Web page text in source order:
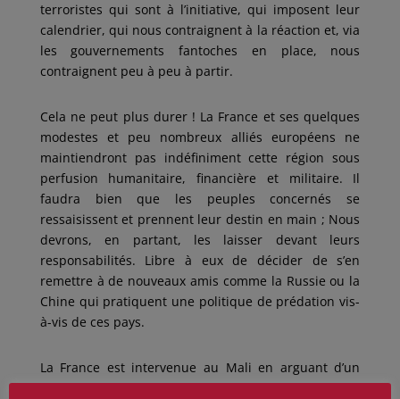
terroristes qui sont à l’initiative, qui imposent leur
calendrier, qui nous contraignent à la réaction et, via
les gouvernements fantoches en place, nous
contraignent peu à peu à partir.
Cela ne peut plus durer ! La France et ses quelques
modestes et peu nombreux alliés européens ne
maintiendront pas indéfiniment cette région sous
perfusion humanitaire, financière et militaire. Il
faudra bien que les peuples concernés se
ressaisissent et prennent leur destin en main ; Nous
devrons, en partant, les laisser devant leurs
responsabilités. Libre à eux de décider de s’en
remettre à de nouveaux amis comme la Russie ou la
Chine qui pratiquent une politique de prédation vis-
à-vis de ces pays.
La France est intervenue au Mali en arguant d’un
risque terroriste global : il s’agissait d’une action